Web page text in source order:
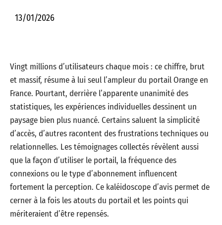
13/01/2026
Vingt millions d’utilisateurs chaque mois : ce chiffre, brut
et massif, résume à lui seul l’ampleur du portail Orange en
France. Pourtant, derrière l’apparente unanimité des
statistiques, les expériences individuelles dessinent un
paysage bien plus nuancé. Certains saluent la simplicité
d’accès, d’autres racontent des frustrations techniques ou
relationnelles. Les témoignages collectés révèlent aussi
que la façon d’utiliser le portail, la fréquence des
connexions ou le type d’abonnement influencent
fortement la perception. Ce kaléidoscope d’avis permet de
cerner à la fois les atouts du portail et les points qui
mériteraient d’être repensés.